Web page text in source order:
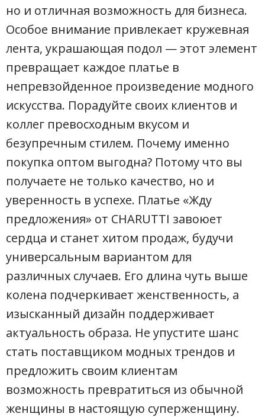
но и отличная возможность для бизнеса.
Особое внимание привлекает кружевная
лента, украшающая подол — этот элемент
превращает каждое платье в
непревзойденное произведение модного
искусства. Порадуйте своих клиентов и
коллег превосходным вкусом и
безупречным стилем. Почему именно
покупка оптом выгодна? Потому что вы
получаете не только качество, но и
уверенность в успехе. Платье «Жду
предложения» от CHARUTTI завоюет
сердца и станет хитом продаж, будучи
универсальным вариантом для
различных случаев. Его длина чуть выше
колена подчеркивает женственность, а
изысканный дизайн поддерживает
актуальность образа. Не упустите шанс
стать поставщиком модных трендов и
предложить своим клиентам
возможность превратиться из обычной
женщины в настоящую суперженщину.